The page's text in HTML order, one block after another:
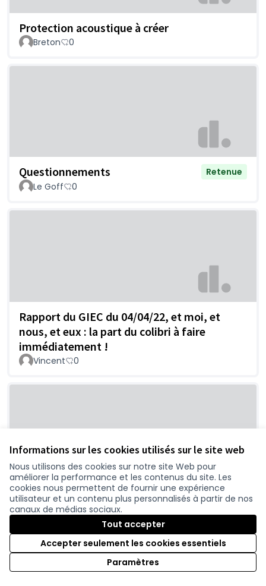
Informations sur les cookies utilisés sur le site web
Nous utilisons des cookies sur notre site Web pour
améliorer la performance et les contenus du site. Les
cookies nous permettent de fournir une expérience
utilisateur et un contenu plus personnalisés à partir de nos
canaux de médias sociaux.
Tout accepter
Accepter seulement les cookies essentiels
Paramètres
Protection acoustique à créer
Breton 0
Questionnements
Retenue
Le Goff
0
Rapport du GIEC du 04/04/22, et moi, et
nous, et eux : la part du colibri à faire
immédiatement !
Vincent 0
Respecter le vivant
Retenue
LAU44
0